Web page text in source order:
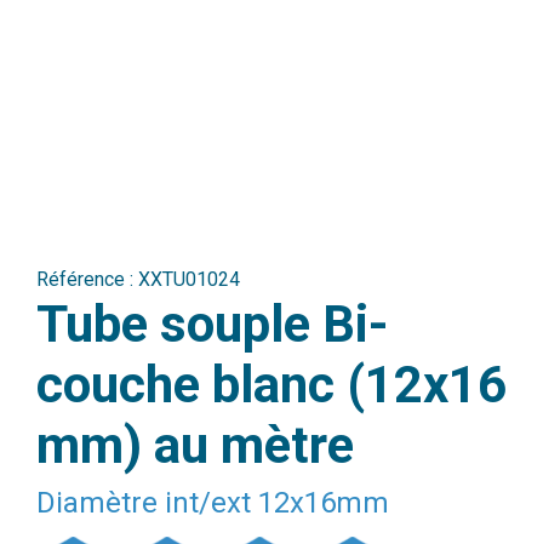
Référence : XXTU01024
Tube souple Bi-
couche blanc (12x16
mm) au mètre
Diamètre int/ext 12x16mm